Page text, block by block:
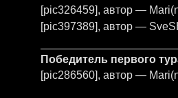
[pic326459], автор —
[pic397389], автор —
Победитель первого
[pic286560], автор —